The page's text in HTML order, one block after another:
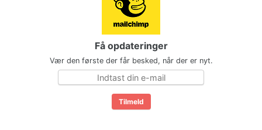
Få opdateringer
Vær den første der får besked, når der er nyt.